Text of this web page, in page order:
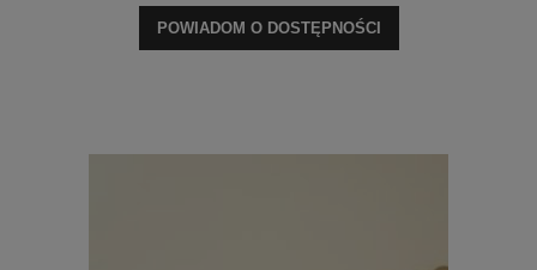
POWIADOM O DOSTĘPNOŚCI